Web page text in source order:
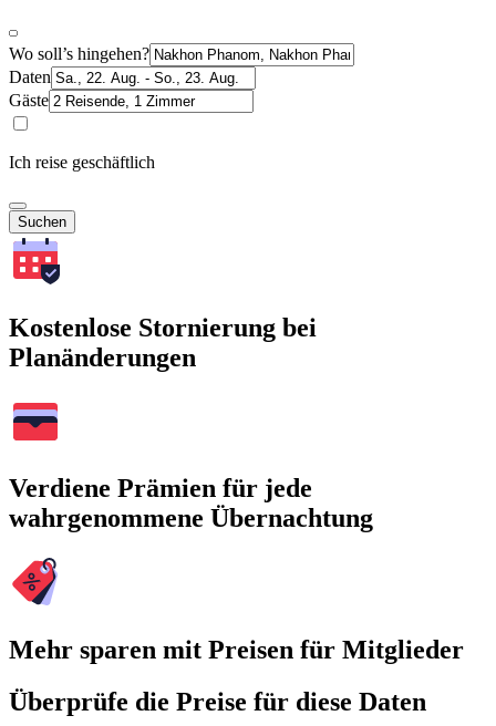
Wo soll’s hingehen?
Daten
Gäste
Ich reise geschäftlich
Suchen
Kostenlose Stornierung bei
Planänderungen
Verdiene Prämien für jede
wahrgenommene Übernachtung
Mehr sparen mit Preisen für Mitglieder
Überprüfe die Preise für diese Daten